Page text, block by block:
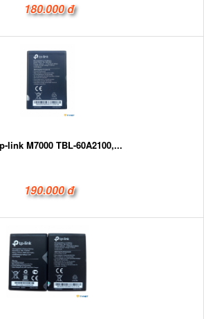
180.000 đ
link M7000 TBL-60A2100,...
190.000 đ